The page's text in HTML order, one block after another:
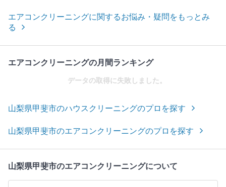
エアコンクリーニングに関するお悩み・疑問をもっとみ
る
エアコンクリーニングの月間ランキング
データの取得に失敗しました。
山梨県甲斐市のハウスクリーニングのプロを探す
山梨県甲斐市のエアコンクリーニングのプロを探す
山梨県甲斐市のエアコンクリーニングについて